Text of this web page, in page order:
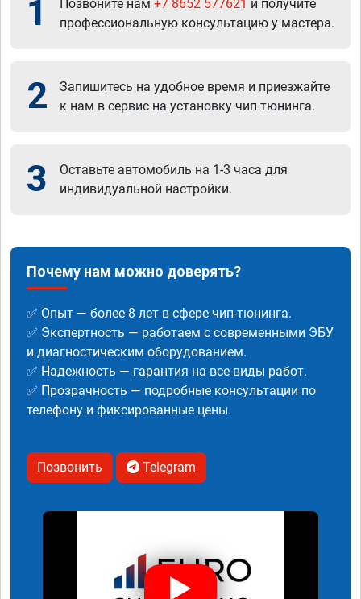
1 Позвоните нам +7 8652 577621 и получите
профессиональную консультацию у мастера.
2
Запишитесь на удобное время и приезжайте
к нам в сервис на установку чип тюнинга.
3
Оставьте автомобиль на 1-3 часа для
индивидуальной настройки.
Почему нам можно доверять?
✅ Опыт — более 8 лет в сфере чип-тюнинга.
✅ Экспертность — работаем с современными ЭБУ
и диагностическим оборудованием.
✅ Надежность — гарантия на все виды работ.
✅ Прозрачность — подробные консультации по
телефону и фиксированные цены.
Позвонить Telegram